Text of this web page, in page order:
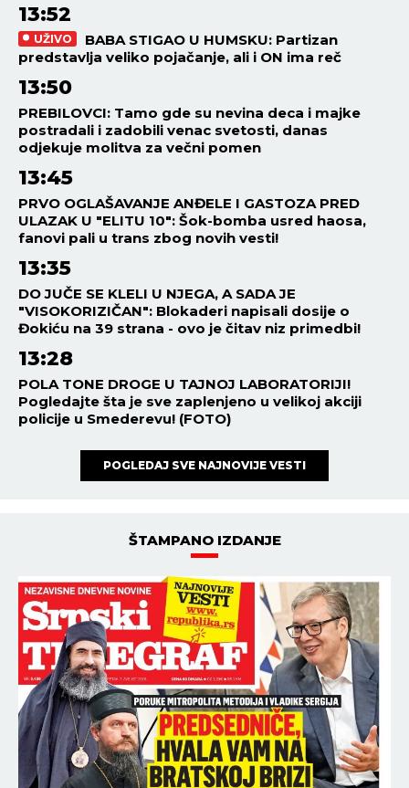
13:52
UŽIVO
BABA STIGAO U HUMSKU: Partizan
predstavlja veliko pojačanje, ali i ON ima reč
13:50
PREBILOVCI: Tamo gde su nevina deca i majke
postradali i zadobili venac svetosti, danas
odjekuje molitva za večni pomen
13:45
PRVO OGLAŠAVANJE ANĐELE I GASTOZA PRED
ULAZAK U "ELITU 10": Šok-bomba usred haosa,
fanovi pali u trans zbog novih vesti!
13:35
DO JUČE SE KLELI U NJEGA, A SADA JE
"VISOKORIZIČAN": Blokaderi napisali dosije o
Đokiću na 39 strana - ovo je čitav niz primedbi!
13:28
POLA TONE DROGE U TAJNOJ LABORATORIJI!
Pogledajte šta je sve zaplenjeno u velikoj akciji
policije u Smederevu! (FOTO)
POGLEDAJ SVE NAJNOVIJE VESTI
ŠTAMPANO IZDANJE